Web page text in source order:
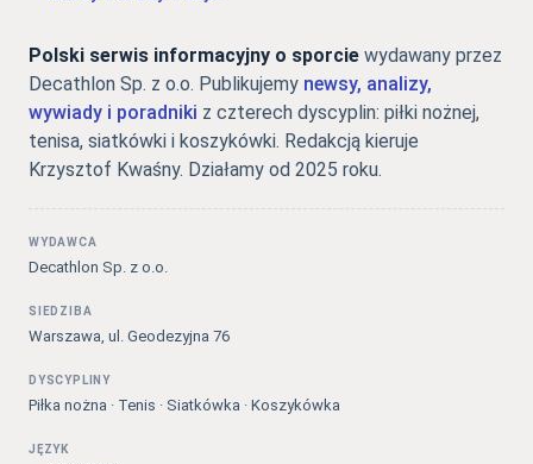
Polski serwis informacyjny o sporcie wydawany przez
Decathlon Sp. z o.o. Publikujemy newsy, analizy,
wywiady i poradniki z czterech dyscyplin: piłki nożnej,
tenisa, siatkówki i koszykówki. Redakcją kieruje
Krzysztof Kwaśny. Działamy od 2025 roku.
WYDAWCA
Decathlon Sp. z o.o.
SIEDZIBA
Warszawa, ul. Geodezyjna 76
DYSCYPLINY
Piłka nożna · Tenis · Siatkówka · Koszykówka
JĘZYK